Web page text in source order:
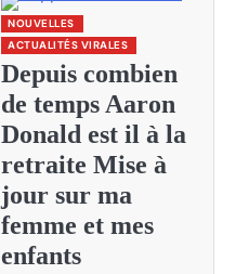
NOUVELLES
ACTUALITÉS VIRALES
Depuis combien
de temps Aaron
Donald est il à la
retraite Mise à
jour sur ma
femme et mes
enfants